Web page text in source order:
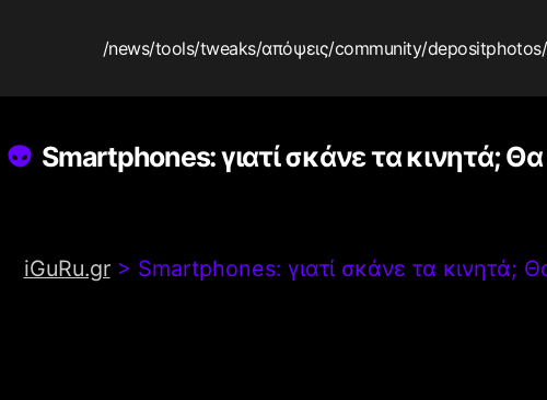
/news/tools/tweaks/απόψεις/community/depositphotos
Smartphones: γιατί σκάνε τα κινητά;
iGuRu.gr> Smartphones: γιατί σκάνε τα κινητά;